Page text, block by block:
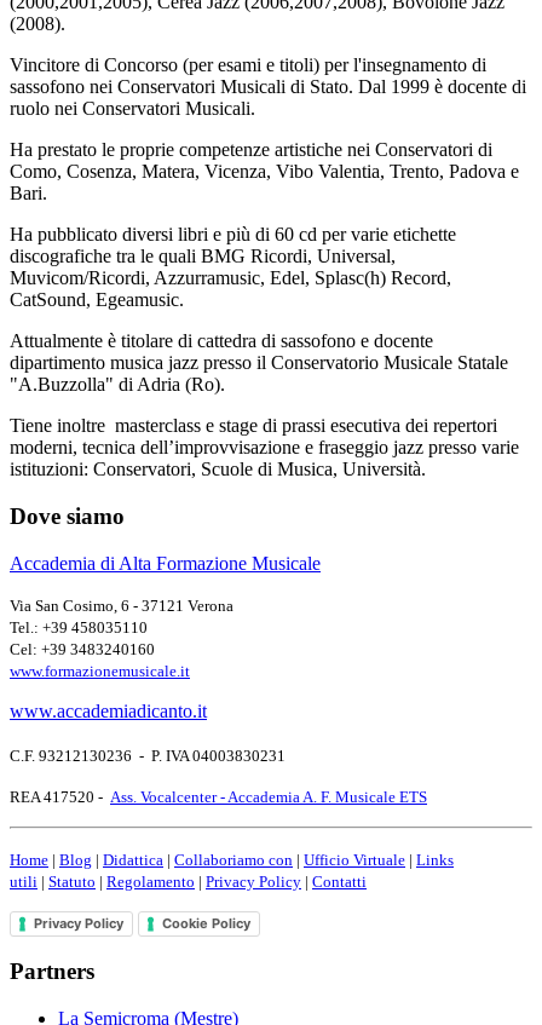
(2008).
Vincitore di Concorso (per esami e titoli) per l'insegnamento di
sassofono nei Conservatori Musicali di Stato. Dal 1999 è docente di
ruolo nei Conservatori Musicali.
Ha prestato le proprie competenze artistiche nei Conservatori di
Como, Cosenza, Matera, Vicenza, Vibo Valentia, Trento, Padova e
Bari.
Ha pubblicato diversi libri e più di 60 cd per varie etichette
discografiche tra le quali BMG Ricordi, Universal,
Muvicom/Ricordi, Azzurramusic, Edel, Splasc(h) Record,
CatSound, Egeamusic.
Attualmente è titolare di cattedra di sassofono e docente
dipartimento musica jazz presso il Conservatorio Musicale Statale
"A.Buzzolla" di Adria (Ro).
Tiene inoltre masterclass e stage di prassi esecutiva dei repertori
moderni, tecnica dell’improvvisazione e fraseggio jazz presso varie
istituzioni: Conservatori, Scuole di Musica, Università.
Dove siamo
Accademia di Alta Formazione Musicale
Via San Cosimo, 6 - 37121 Verona
Tel.: +39 458035110
Cel: +39 3483240160
www.formazionemusicale.it
www.accademiadicanto.it
C.F. 93212130236 - P. IVA 04003830231
REA 417520 - Ass. Vocalcenter - Accademia A. F. Musicale ETS
Home | Blog | Didattica | Collaboriamo con | Ufficio Virtuale | Links
utili | Statuto | Regolamento | Privacy Policy | Contatti
Privacy Policy Cookie Policy
Partners
La Semicroma (Mestre)